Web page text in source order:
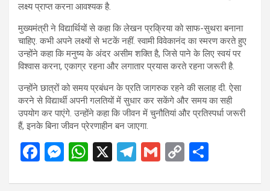
लक्ष्य प्राप्त करना आवश्यक है.
मुख्यमंत्री ने विद्यार्थियों से कहा कि लेखन प्रक्रिया को साफ-सुथरा बनाना
चाहिए. कभी अपने लक्ष्यों से भटकें नहीं. स्वामी विवेकानंद का स्मरण करते हुए
उन्होंने कहा कि मनुष्य के अंदर असीम शक्ति है, जिसे पाने के लिए स्वयं पर
विश्वास करना, एकाग्र रहना और लगातार प्रयास करते रहना जरूरी है.
उन्होंने छात्रों को समय प्रबंधन के प्रति जागरुक रहने की सलाह दी. ऐसा
करने से विद्यार्थी अपनी गलतियों में सुधार कर सकेंगे और समय का सही
उपयोग कर पाएंगे. उन्होंने कहा कि जीवन में चुनौतियां और प्रतिस्पर्धा जरूरी
हैं, इनके बिना जीवन प्रेरणाहीन बन जाएगा.
F
M W X
T
G
C